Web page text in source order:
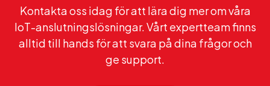
Kontakta oss idag för att lära dig mer om våra
IoT-anslutningslösningar. Vårt expertteam finns
alltid till hands för att svara på dina frågor och
ge support.